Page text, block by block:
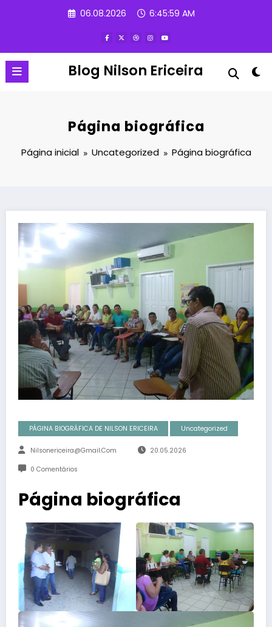
06.08.2026 6:46:00 AM
Blog Nilson Ericeira
Página biográfica
Página inicial Uncategorized Página biográfica
PÁGINA BIOGRÁFICA DE NILSON ERICEIRA Uncategorized
Nilsonericeira@gmail.com 20.05.2026
0 Comentários
Página biográfica